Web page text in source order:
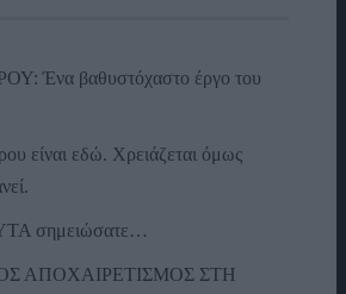
Ένα βαθυστόχαστο έργο του
είναι εδώ. Χρειάζεται όμως
σημειώσατε…
ΑΠΟΧΑΙΡΕΤΙΣΜΟΣ ΣΤΗ